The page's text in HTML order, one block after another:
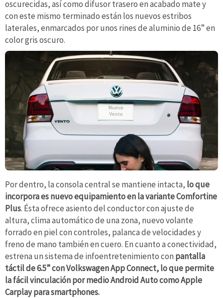
oscurecidas, así como difusor trasero en acabado mate y
con este mismo terminado están los nuevos estribos
laterales, enmarcados por unos rines de aluminio de 16” en
color gris oscuro.
Por dentro, la consola central se mantiene intacta, lo que
incorpora es nuevo equipamiento en la variante Comfortine
Plus. Ésta ofrece asiento del conductor con ajuste de
altura, clima automático de una zona, nuevo volante
forrado en piel con controles, palanca de velocidades y
freno de mano también en cuero. En cuanto a conectividad,
estrena un sistema de infoentretenimiento con pantalla
táctil de 6.5” con Volkswagen App Connect, lo que permite
la fácil vinculación por medio Android Auto como Apple
Carplay para smartphones.